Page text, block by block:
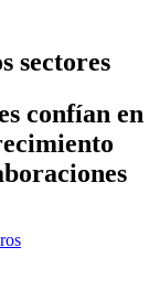
sectores
confían en